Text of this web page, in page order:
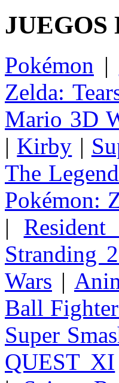
JUEGOS
Pokémon |
Zelda:
Mario 3D
| Kirby |
The
Pokémon:
|
Stranding
Wars |
Ball
Super
QUEST XI